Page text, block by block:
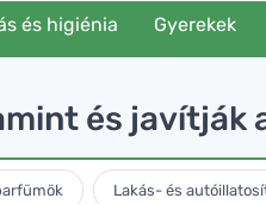
és higiénia Gyerekek
és javítják
Lakás- és